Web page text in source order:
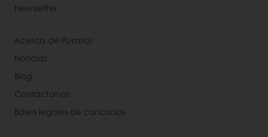
Newsletter
Acerca de Puratos
Noticias
Blog
Contactanos
Bases legales de concursos